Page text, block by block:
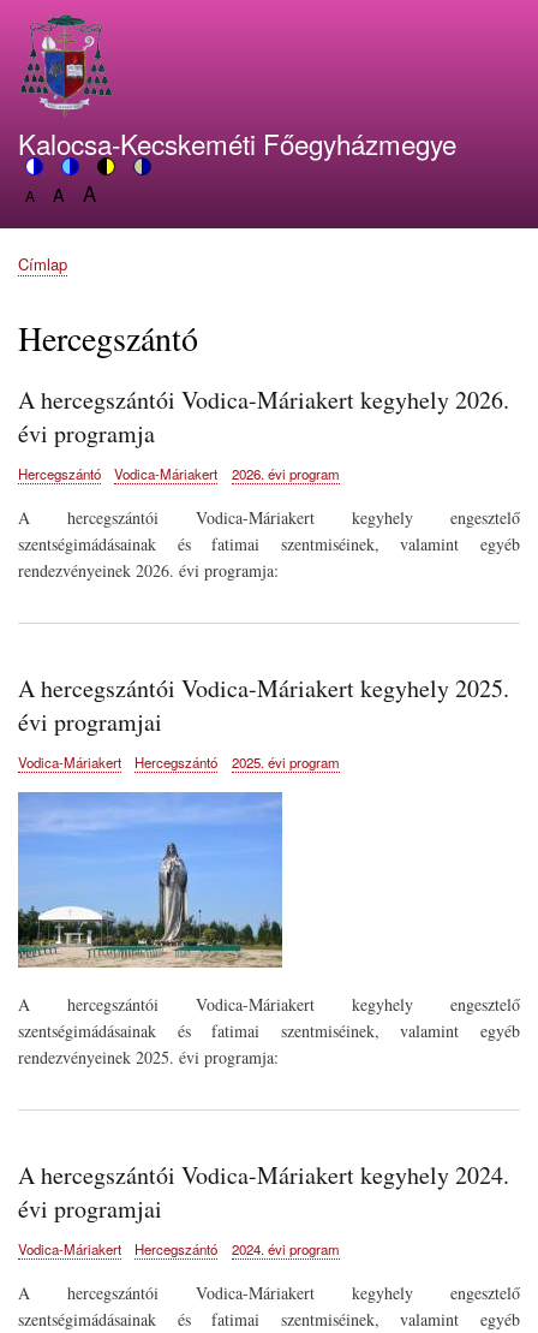
Kalocsa-Kecskeméti Főegyházmegye
Switch
theme
Switch
A
size
A
size
A
Morzsa
Címlap
Hercegszántó
A hercegszántói Vodica-Máriakert kegyhely 2026.
évi programja
Hercegszántó Vodica-Máriakert 2026. évi program
A hercegszántói Vodica-Máriakert kegyhely engesztelő
szentségimádásainak és fatimai szentmiséinek, valamint egyéb
rendezvényeinek 2026. évi programja:
A hercegszántói Vodica-Máriakert kegyhely 2025.
évi programjai
Vodica-Máriakert Hercegszántó 2025. évi program
A hercegszántói Vodica-Máriakert kegyhely engesztelő
szentségimádásainak és fatimai szentmiséinek, valamint egyéb
rendezvényeinek 2025. évi programja:
A hercegszántói Vodica-Máriakert kegyhely 2024.
évi programjai
Vodica-Máriakert Hercegszántó 2024. évi program
A hercegszántói Vodica-Máriakert kegyhely engesztelő
szentségimádásainak és fatimai szentmiséinek, valamint egyéb